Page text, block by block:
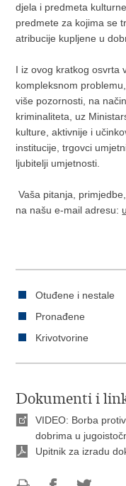
djela i predmeta
predmete za kojima se
atribucije kupljene u
I iz ovog kratkog osvrta
kompleksnom
više pozornosti, na
kriminaliteta, uz
kulture, aktivnije i
institucije, trgovci
ljubitelji umjetnosti.
Vaša pitanja,
na našu e-mail adresu:
Otuđene i nestale
Pronađene
Krivotvorine
Dokumenti i
VIDEO: Borba
dobrima u
Upitnik za izradu